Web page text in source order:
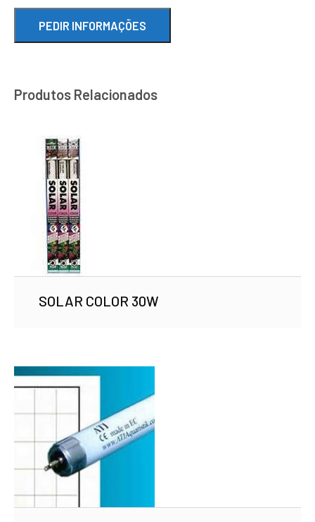
Produtos Relacionados
SOLAR COLOR 30W